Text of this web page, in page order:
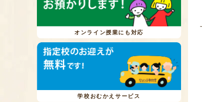
オンライン授業にも対応
学校おむかえサービス